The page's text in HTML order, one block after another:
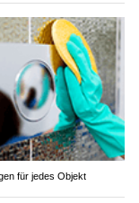
für jedes Objekt